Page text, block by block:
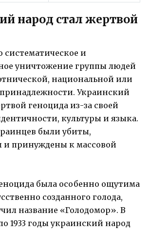
народ стал жертвой
систематическое и
уничтожение группы людей
национальной или
Украинский
геноцида из-за своей
культуры и языка.
были убиты,
и принуждены к массовой
была особенно ощутима
созданного голода,
название «Голодомор». В
1933 годы украинский народ